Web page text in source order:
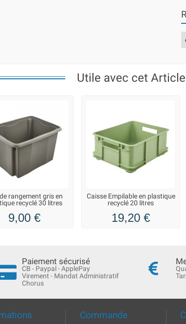
Utile avec cet Article
rangement gris en
recyclé 30 litres
9,00 €
Caisse Empilable en plastique
recyclé 20 litres
19,20 €
Paiement sécurisé
CB - Paypal - ApplePay
Virement - Mandat Administratif
Chorus
Commande